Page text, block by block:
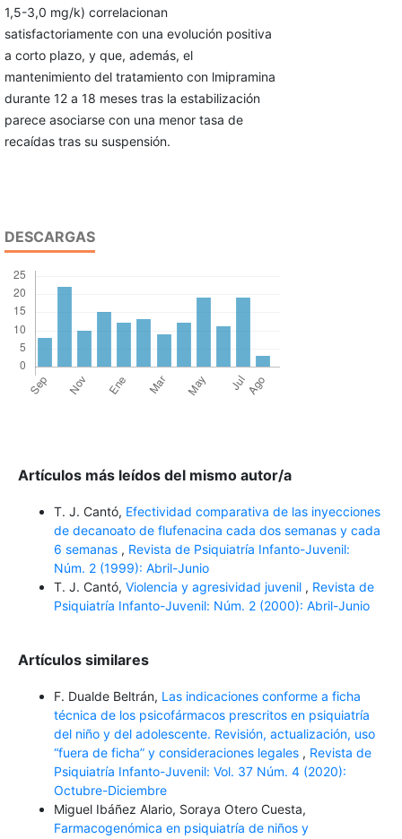
1,5-3,0 mg/k) correlacionan
satisfactoriamente con una evolución positiva
a corto plazo, y que, además, el
mantenimiento del tratamiento con lmipramina
durante 12 a 18 meses tras la estabilización
parece asociarse con una menor tasa de
recaídas tras su suspensión.
DESCARGAS
Artículos más leídos del mismo autor/a
T. J. Cantó, Efectividad comparativa de las inyecciones
de decanoato de flufenacina cada dos semanas y cada
6 semanas , Revista de Psiquiatría Infanto-Juvenil:
Núm. 2 (1999): Abril-Junio
T. J. Cantó, Violencia y agresividad juvenil , Revista de
Psiquiatría Infanto-Juvenil: Núm. 2 (2000): Abril-Junio
Artículos similares
F. Dualde Beltrán, Las indicaciones conforme a ficha
técnica de los psicofármacos prescritos en psiquiatría
del niño y del adolescente. Revisión, actualización, uso
“fuera de ficha” y consideraciones legales , Revista de
Psiquiatría Infanto-Juvenil: Vol. 37 Núm. 4 (2020):
Octubre-Diciembre
Miguel Ibáñez Alario, Soraya Otero Cuesta,
Farmacogenómica en psiquiatría de niños y